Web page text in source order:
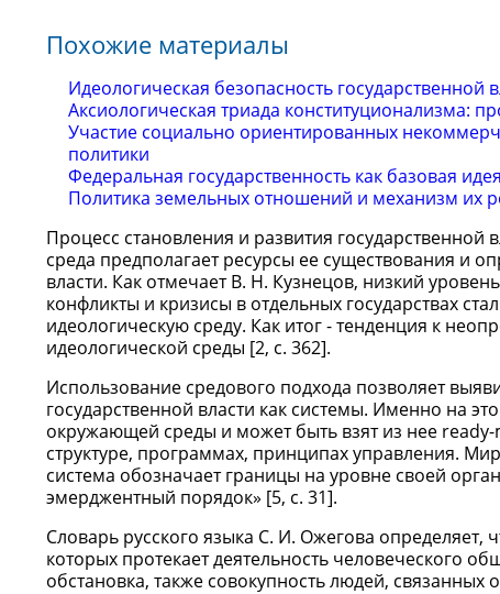
Похожие материалы
Идеологическая безопасность государственной
Аксиологическая триада конституционализма:
Участие социально ориентированных
политики
Федеральная государственность как базовая
Политика земельных отношений и механизм их
Процесс становления и развития
среда предполагает ресурсы ее существования и
власти. Как отмечает В. Н. Кузнецов, низкий
конфликты и кризисы в отдельных государствах
идеологическую среду. Как итог - тенденция к
идеологической среды [2, c. 362].
Использование средового подхода позволяет
государственной власти как системы. Именно на
окружающей среды и может быть взят из нее
структуре, программах, принципах управления.
система обозначает границы на уровне своей
эмерджентный порядок» [5, c. 31].
Словарь русского языка С. И. Ожегова определяет,
которых протекает деятельность человеческого
обстановка, также совокупность людей, связанных